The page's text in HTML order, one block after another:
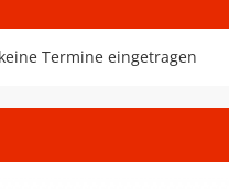
Termine eingetragen